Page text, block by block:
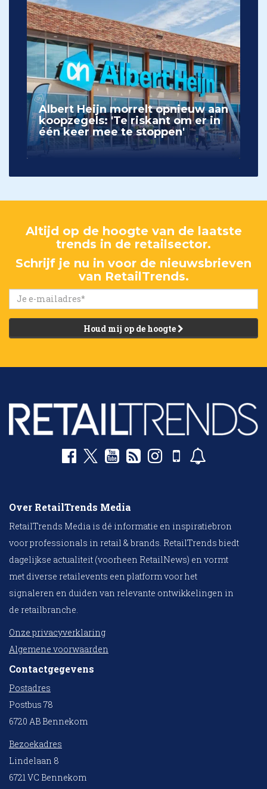
Albert Heijn morrelt opnieuw aan
koopzegels: 'Te riskant om er in
één keer mee te stoppen'
Altijd op de hoogte van de laatste
trends in de retailsector.
Schrijf je nu in voor de nieuwsbrieven
van RetailTrends.
Houd mij op de hoogte
Over RetailTrends Media
RetailTrends Media is dé informatie en inspiratiebron
voor professionals in retail & brands. RetailTrends biedt
dagelijkse actualiteit (voorheen RetailNews) en vormt
met diverse retailevents een platform voor het
signaleren en duiden van relevante ontwikkelingen in
de retailbranche.
Onze privacyverklaring
Algemene voorwaarden
Contactgegevens
Postadres
Postbus 78
6720 AB Bennekom
Bezoekadres
Lindelaan 8
6721 VC Bennekom